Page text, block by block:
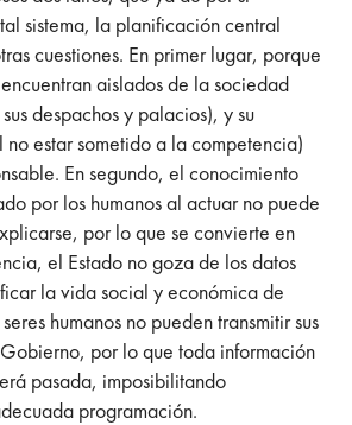
sistema, la planificación central
cuestiones. En primer lugar, porque
aislados de la sociedad
despachos y palacios), y su
estar sometido a la competencia)
En segundo, el conocimiento
por los humanos al actuar no puede
por lo que se convierte en
el Estado no goza de los datos
la vida social y económica de
humanos no pueden transmitir sus
por lo que toda información
pasada, imposibilitando
programación.